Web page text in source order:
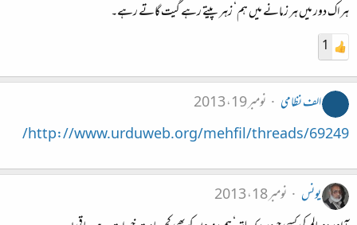
ہر اک دور میں ہر زمانے میں ہم‘ زہر پیتے رہے گیت گاتے رہے۔
1
الف نظامی
نومبر 19، 2013
http://www.urduweb.org/mehfil/threads/69249/
یونس
نومبر 18، 2013